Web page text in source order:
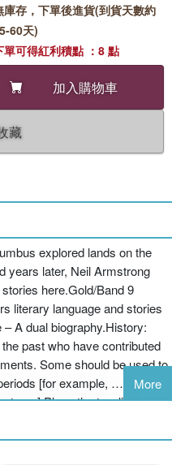
加入購物車
藏
庫存，下單後進貨(到貨天數約
60天)
單可得紅利積點 ：8 點
explored lands on the
years later, Neil Armstrong
here.Gold/Band 9
literary language and stories
A dual biography.History:
past who have contributed
Some should be used to
[for example, …
the two lives in
22–23.
More